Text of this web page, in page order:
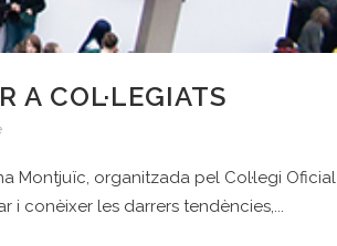
A COL·LEGIATS
Montjuïc, organitzada pel Col·legi Oficial
i conèixer les darrers tendències,...